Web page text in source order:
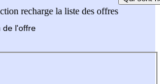
recharge la liste des offres
de l'offre